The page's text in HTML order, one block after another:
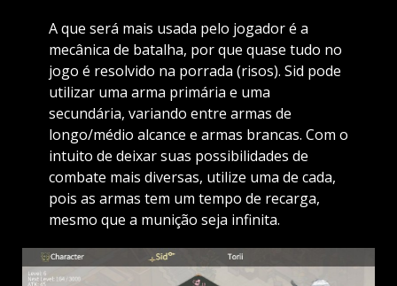
A que será mais usada pelo jogador é a
mecânica de batalha, por que quase tudo no
jogo é resolvido na porrada (risos). Sid pode
utilizar uma arma primária e uma
secundária, variando entre armas de
longo/médio alcance e armas brancas. Com o
intuito de deixar suas possibilidades de
combate mais diversas, utilize uma de cada,
pois as armas tem um tempo de recarga,
mesmo que a munição seja infinita.